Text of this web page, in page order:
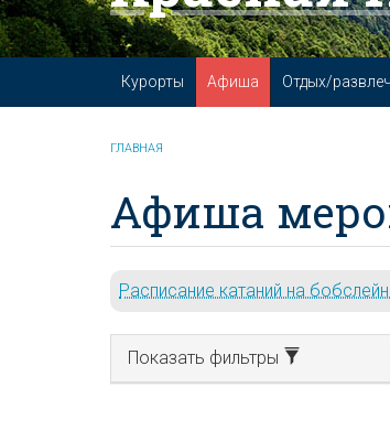
Курорты Афиша Отдых/
ГЛАВНАЯ
Афиша
Расписание катаний на
Показать фильтры